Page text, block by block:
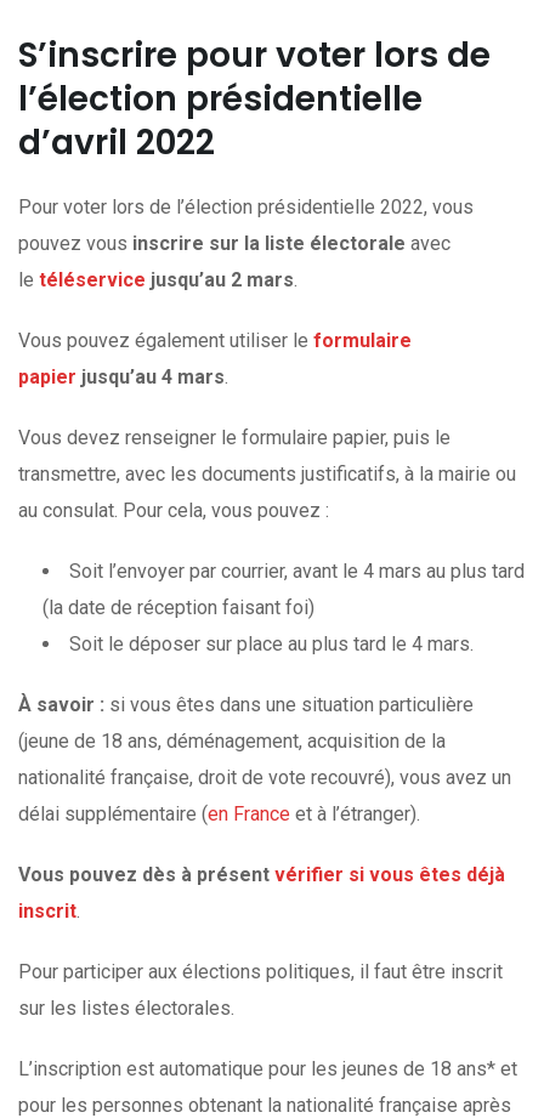
S’inscrire pour voter lors de
l’élection présidentielle
d’avril 2022
Pour voter lors de l’élection présidentielle 2022, vous
pouvez vous inscrire sur la liste électorale avec
le téléservice jusqu’au 2 mars.
Vous pouvez également utiliser le formulaire
papier jusqu’au 4 mars.
Vous devez renseigner le formulaire papier, puis le
transmettre, avec les documents justificatifs, à la mairie ou
au consulat. Pour cela, vous pouvez :
Soit l’envoyer par courrier, avant le 4 mars au plus tard
(la date de réception faisant foi)
Soit le déposer sur place au plus tard le 4 mars.
À savoir : si vous êtes dans une situation particulière
(jeune de 18 ans, déménagement, acquisition de la
nationalité française, droit de vote recouvré), vous avez un
délai supplémentaire (en France et à l’étranger).
Vous pouvez dès à présent vérifier si vous êtes déjà
inscrit.
Pour participer aux élections politiques, il faut être inscrit
sur les listes électorales.
L’inscription est automatique pour les jeunes de 18 ans* et
pour les personnes obtenant la nationalité française après